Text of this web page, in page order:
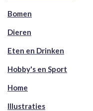
Bomen
Dieren
Eten en Drinken
Hobby's en Sport
Home
Illustraties